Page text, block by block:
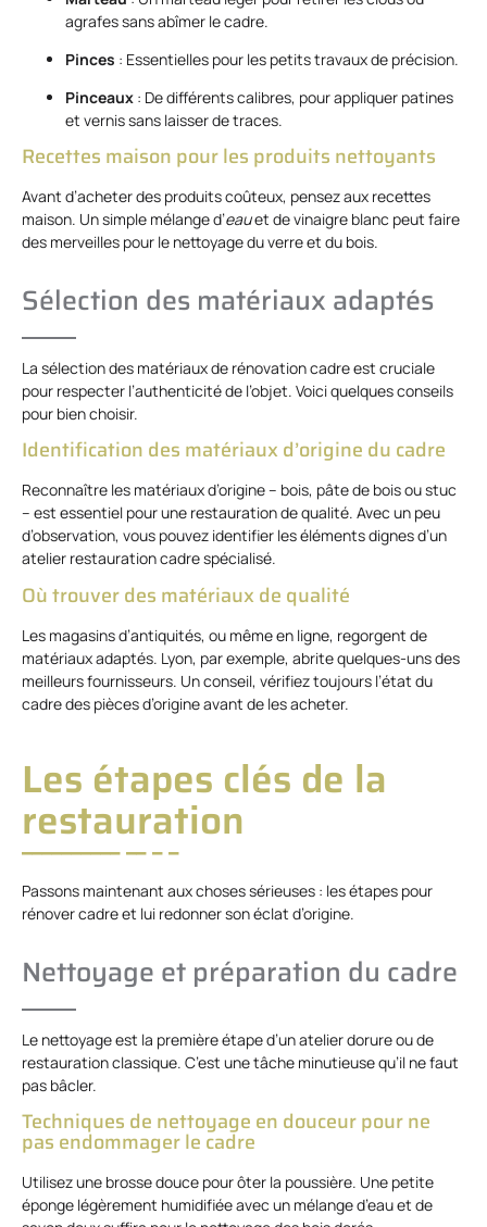
agrafes sans abîmer le cadre.
Pinces : Essentielles pour les petits travaux de précision.
Pinceaux : De différents calibres, pour appliquer patines
et vernis sans laisser de traces.
Recettes maison pour les produits nettoyants
Avant d’acheter des produits coûteux, pensez aux recettes
maison. Un simple mélange d’eauet de vinaigre blanc peut faire
des merveilles pour le nettoyage du verre et du bois.
Sélection des matériaux adaptés
La sélection des matériaux de rénovation cadre est cruciale
pour respecter l’authenticité de l’objet. Voici quelques conseils
pour bien choisir.
Identification des matériaux d’origine du cadre
Reconnaître les matériaux d’origine – bois, pâte de bois ou stuc
– est essentiel pour une restauration de qualité. Avec un peu
d’observation, vous pouvez identifier les éléments dignes d’un
atelier restauration cadre spécialisé.
Où trouver des matériaux de qualité
Les magasins d’antiquités, ou même en ligne, regorgent de
matériaux adaptés. Lyon, par exemple, abrite quelques-uns des
meilleurs fournisseurs. Un conseil, vérifiez toujours l’état du
cadre des pièces d’origine avant de les acheter.
Les étapes clés de la
restauration
Passons maintenant aux choses sérieuses : les étapes pour
rénover cadre et lui redonner son éclat d’origine.
Nettoyage et préparation du cadre
Le nettoyage est la première étape d’un atelier dorure ou de
restauration classique. C’est une tâche minutieuse qu’il ne faut
pas bâcler.
Techniques de nettoyage en douceur pour ne
pas endommager le cadre
Utilisez une brosse douce pour ôter la poussière. Une petite
éponge légèrement humidifiée avec un mélange d’eau et de